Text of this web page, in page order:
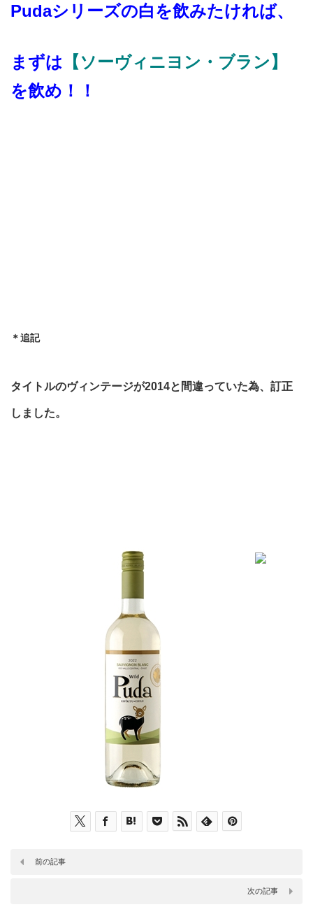
Pudaシリーズの白を飲みたければ、
まずは 【ソーヴィニヨン・ブラン】
を飲め！！
＊追記
タイトルのヴィンテージが2014と間違っていた為、訂正
しました。
前の記事
次の記事